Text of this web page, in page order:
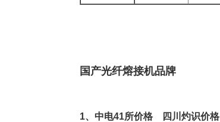
国产光纤熔接机品牌
1、 中电41所价格 四川灼识价格